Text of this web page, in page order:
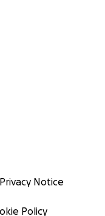
Privacy Notice
Policy